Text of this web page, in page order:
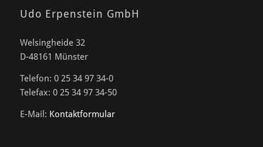
Udo Erpenstein GmbH
Welsingheide 32
D-48161 Münster
Telefon: 0 25 34 97 34-0
Telefax: 0 25 34 97 34-50
E-Mail: Kontaktformular